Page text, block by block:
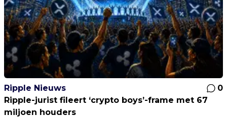
Ripple Nieuws
0
Ripple-jurist fileert ‘crypto boys’-frame met 67
miljoen houders